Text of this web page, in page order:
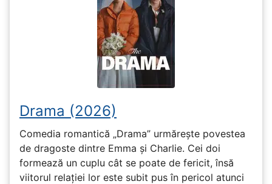
Drama (2026)
Comedia romantică „Drama” urmărește povestea
de dragoste dintre Emma și Charlie. Cei doi
formează un cuplu cât se poate de fericit, însă
viitorul relației lor este subit pus în pericol atunci